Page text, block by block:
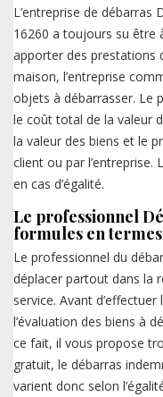
L’entreprise de débarras
16260 a toujours su être
apporter des prestations
maison, l’entreprise
objets à débarrasser. Le
le coût total de la valeur
la valeur des biens et le
client ou par l’entreprise.
en cas d’égalité.
Le professionnel
formules en
Le professionnel du
déplacer partout dans la
service. Avant
l’évaluation des biens à
ce fait, il vous propose
gratuit, le débarras
varient donc selon